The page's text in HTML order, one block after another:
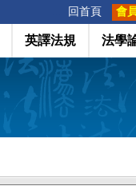
回首頁 會
英譯法規 法學